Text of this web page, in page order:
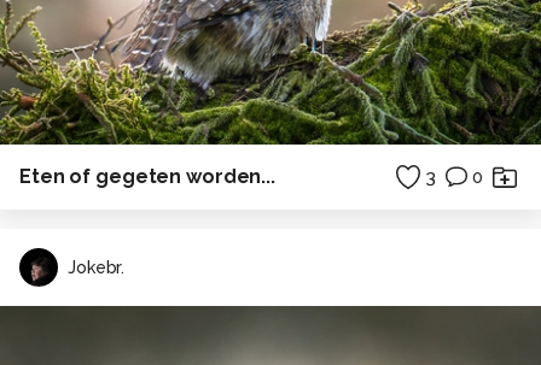
Eten of gegeten worden... 3 0
Jokebr.